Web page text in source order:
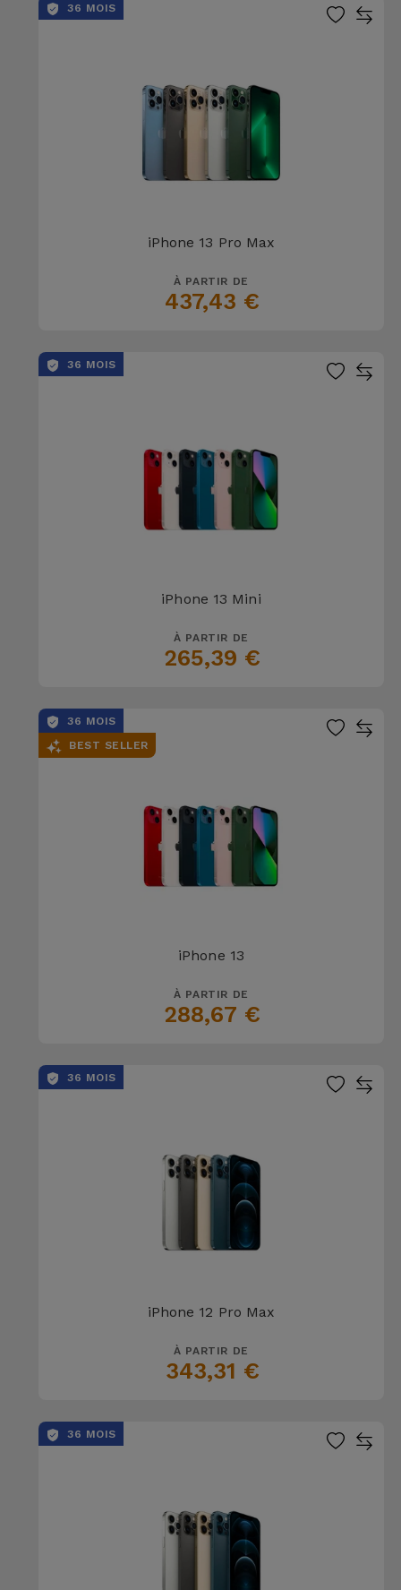
36 MOIS
iPhone 13 Pro Max
À PARTIR DE
437,43 €
36 MOIS
iPhone 13 Mini
À PARTIR DE
265,39 €
36 MOIS
BEST SELLER
iPhone 13
À PARTIR DE
288,67 €
36 MOIS
iPhone 12 Pro Max
À PARTIR DE
343,31 €
36 MOIS